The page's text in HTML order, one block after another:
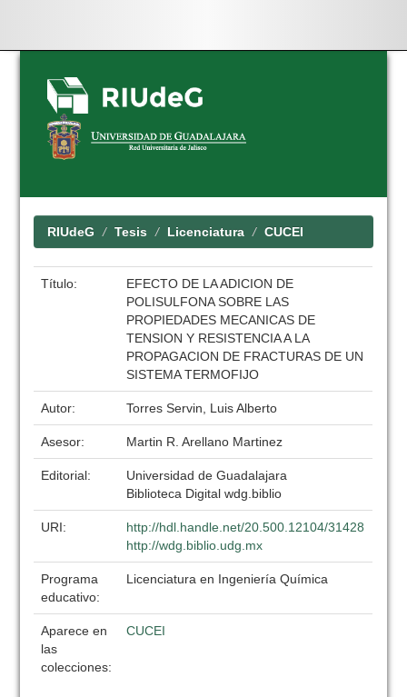
Skip
navigation
RIUdeG Tesis Licenciatura CUCEI
Título:
EFECTO DE LA ADICION DE
POLISULFONA SOBRE LAS
PROPIEDADES MECANICAS DE
TENSION Y RESISTENCIA A LA
PROPAGACION DE FRACTURAS DE UN
SISTEMA TERMOFIJO
Autor: Torres Servin, Luis Alberto
Asesor: Martin R. Arellano Martinez
Editorial:
Universidad de Guadalajara
Biblioteca Digital wdg.biblio
URI:
http://hdl.handle.net/20.500.12104/31428
http://wdg.biblio.udg.mx
Programa
educativo:
Licenciatura en Ingeniería Química
Aparece en
las
colecciones:
CUCEI